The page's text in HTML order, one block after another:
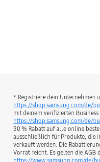
* Registriere dein Unternehmen
https://shop.samsung.com/de/
mit deinem verifizierten
https://shop.samsung.com/de/
30 % Rabatt auf alle online
ausschließlich für Produkte, die
verkauft werden. Die
Vorrat reicht. Es gelten die AGB
https://www.samsung.com/de/